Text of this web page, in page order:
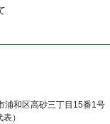
浦和区高砂三丁目15番1号
）